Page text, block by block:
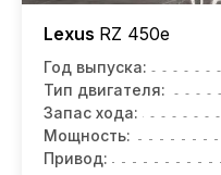
Lexus RZ 450e
Год выпуска:
Тип двигателя:
Запас хода:
Мощность:
Привод: